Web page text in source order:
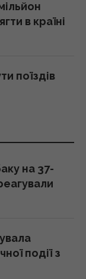
в країні
поїздів
відео
на 37-
події з